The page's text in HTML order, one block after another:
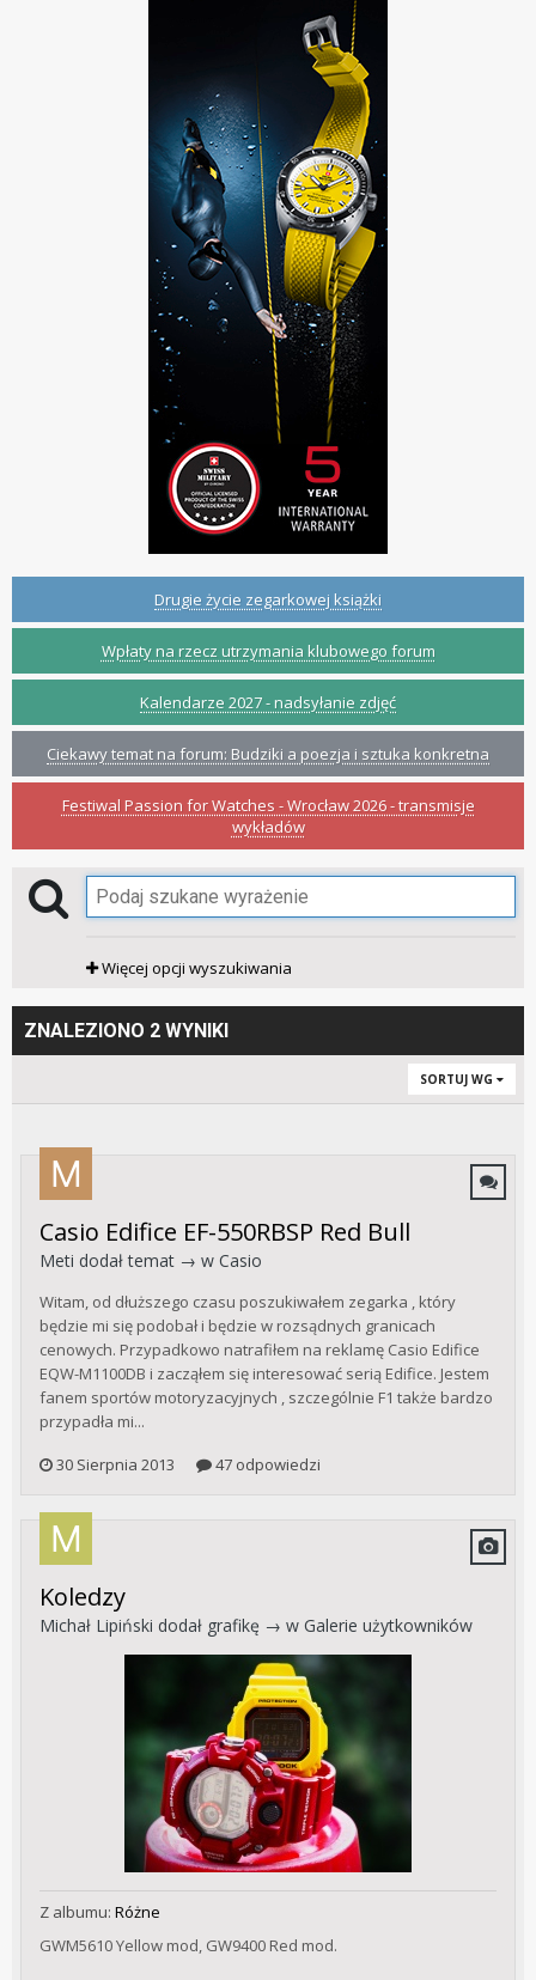
Drugie życie zegarkowej książki
Wpłaty na rzecz utrzymania klubowego forum
Kalendarze 2027 - nadsyłanie zdjęć
Ciekawy temat na forum: Budziki a poezja i sztuka konkretna
Festiwal Passion for Watches - Wrocław 2026 - transmisje
wykładów
Więcej opcji wyszukiwania
ZNALEZIONO 2 WYNIKI
SORTUJ WG
Casio Edifice EF-550RBSP Red Bull
Meti dodał temat → w Casio
Witam, od dłuższego czasu poszukiwałem zegarka , który
będzie mi się podobał i będzie w rozsądnych granicach
cenowych. Przypadkowo natrafiłem na reklamę Casio Edifice
EQW-M1100DB i zacząłem się interesować serią Edifice. Jestem
fanem sportów motoryzacyjnych , szczególnie F1 także bardzo
przypadła mi...
30 Sierpnia 2013
47 odpowiedzi
Koledzy
Michał Lipiński dodał grafikę → w Galerie użytkowników
Z albumu: Różne
GWM5610 Yellow mod, GW9400 Red mod.